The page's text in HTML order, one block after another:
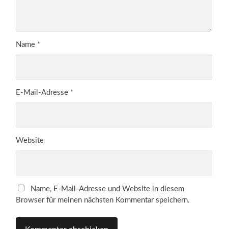
Name *
E-Mail-Adresse *
Website
Name, E-Mail-Adresse und Website in diesem
Browser für meinen nächsten Kommentar speichern.